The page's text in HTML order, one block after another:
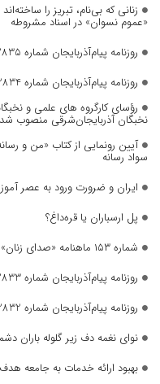
زنانی که بی‌نام، تبریز را
«عموم نسوان» در اسناد مشروطه
روزنامه پیام‌آذربایجان شماره 2835
روزنامه پیام‌آذربایجان شماره 2834
رؤسای کارگروه های علمی و
نخبگان آذربایجان‌شرقی منصوب
آیین رونمایی از کتاب «من و
سواد رسانه
ایران و ضرورت ورود به عصر
پل ارسباران یا قره‌داغ؟
شماره ۱۵۳ ماهنامه «صدای زنان» منتشر شد
روزنامه پیام‌آذربایجان شماره 2833
روزنامه پیام‌آذربایجان شماره 2832
نوای نغمه دف زیر گلوله باران
بهبود ارائه خدمات به جامعه هدف